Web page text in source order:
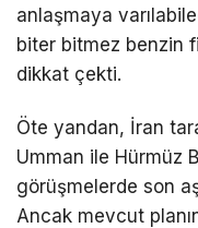
anlaşmaya
biter bitmez benzin
dikkat çekti.
Öte yandan, İran
Umman ile Hürmüz
görüşmelerde son
Ancak mevcut